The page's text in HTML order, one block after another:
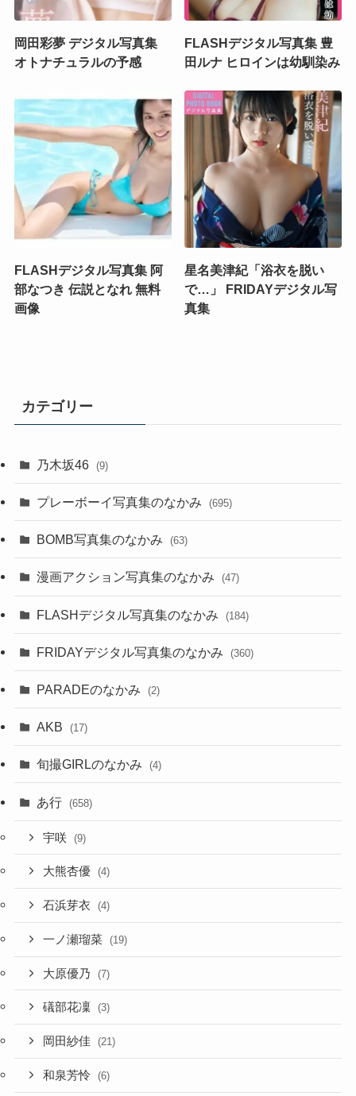
岡田彩夢 デジタル写真集
オトナチュラルの予感
FLASHデジタル写真集 豊
田ルナ ヒロインは幼馴染み
FLASHデジタル写真集 阿
部なつき 伝説となれ 無料
画像
星名美津紀「浴衣を脱い
で…」 FRIDAYデジタル写
真集
カテゴリー
乃木坂46 (9)
プレーボーイ写真集のなかみ (695)
BOMB写真集のなかみ (63)
漫画アクション写真集のなかみ (47)
FLASHデジタル写真集のなかみ (184)
FRIDAYデジタル写真集のなかみ (360)
PARADEのなかみ (2)
AKB (17)
旬撮GIRLのなかみ (4)
あ行 (658)
宇咲 (9)
大熊杏優 (4)
石浜芽衣 (4)
一ノ瀬瑠菜 (19)
大原優乃 (7)
礒部花凜 (3)
岡田紗佳 (21)
和泉芳怜 (6)